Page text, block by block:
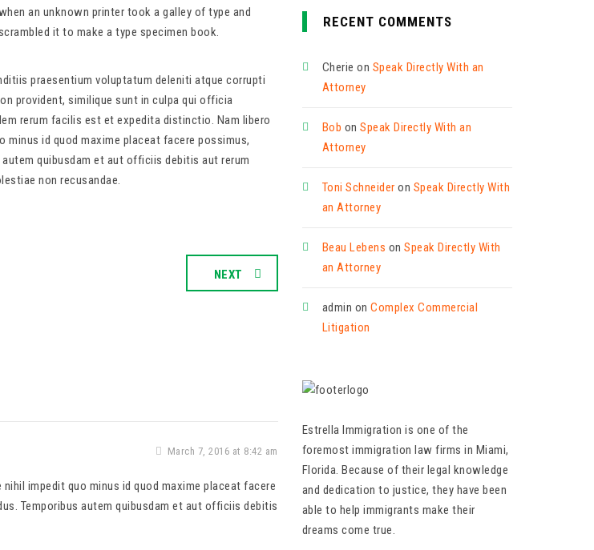
an unknown printer took a galley of type and
it to make a type specimen book.
praesentium voluptatum deleniti atque corrupti
provident, similique sunt in culpa qui officia
rerum facilis est et expedita distinctio. Nam libero
id quod maxime placeat facere possimus,
quibusdam et aut officiis debitis aut rerum
non recusandae.
NEXT
March 7, 2016 at 8:42 am
impedit quo minus id quod maxime placeat facere
Temporibus autem quibusdam et aut officiis debitis
RECENT COMMENTS
Cherie on Speak Directly With an
Attorney
Bob on Speak Directly With an
Attorney
Toni Schneider on Speak Directly With
an Attorney
Beau Lebens on Speak Directly With
an Attorney
admin on Complex Commercial
Litigation
Estrella Immigration is one of the
foremost immigration law firms in Miami,
Florida. Because of their legal knowledge
and dedication to justice, they have been
able to help immigrants make their
dreams come true.